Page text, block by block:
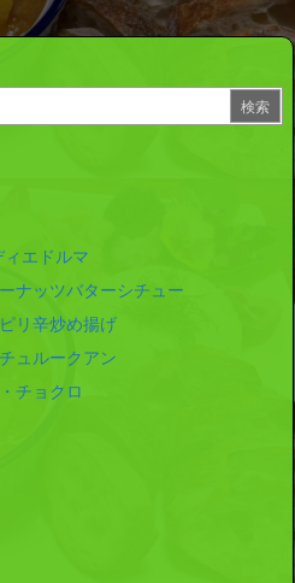
エドルマ
ナッツバターシチュー
リ辛炒め揚げ
ュルークアン
チョクロ